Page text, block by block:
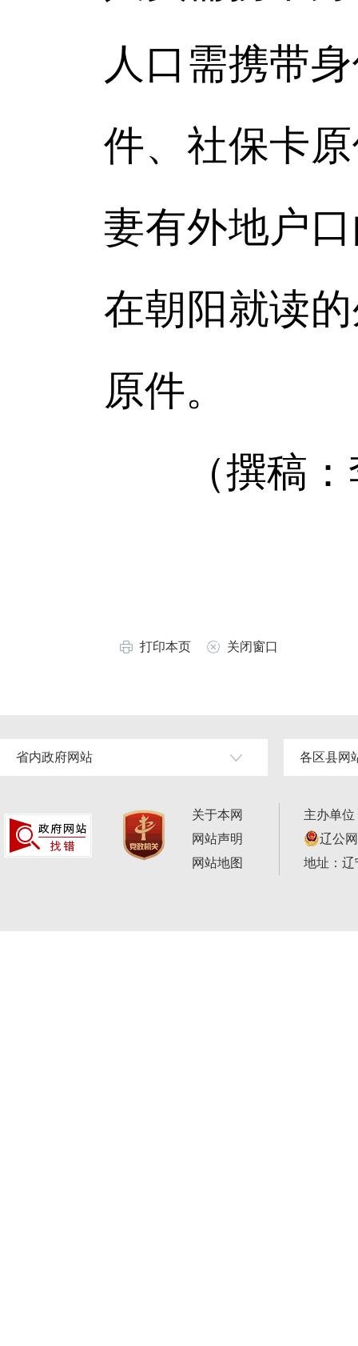
人口需携带
件、社保卡
妻有外地户
在朝阳就读
原件。
（撰稿：
打印本页 关闭窗口
省内政府网站 各区县网
关于本网
网站声明
网站地图
主办单
辽公
地址：辽